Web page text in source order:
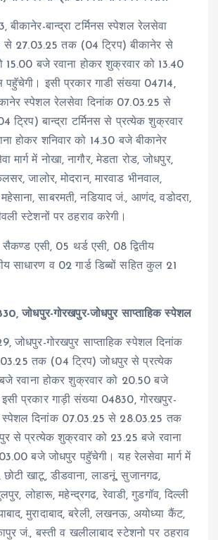
बीकानेर-बान्द्रा टर्मिनस स्पेशल रेलसेवा
से 27.03.25 तक (04 ट्रिप) बीकानेर से
15.00 बजे रवाना होकर शुक्रवार को 13.40
पहुॅचेगी। इसी प्रकार गाडी संख्या 04714,
स्पेशल रेलसेवा दिनांक 07.03.25 से
बान्द्रा टर्मिनस से प्रत्येक शुक्रवार
होकर शनिवार को 14.30 बजे बीकानेर
मार्ग में नोखा, नागौर, मेडता रोड, जोधपुर,
जालोर, मोदरान, मारवाड भीनवाल,
महेसाना, साबरमती, नडियाद जं., आणंद, वडोदरा,
स्टेशनों पर ठहराव करेगी।
एसी, 05 थर्ड एसी, 08 द्वितीय
साधारण व 02 गार्ड डिब्बों सहित कुल 21
जोधपुर-गोरखपुर-जोधपुर साप्ताहिक स्पेशल
जोधपुर-गोरखपुर साप्ताहिक स्पेशल दिनांक
तक (04 ट्रिप) जोधपुर से प्रत्येक
रवाना होकर शुक्रवार को 20.50 बजे
प्रकार गाड़ी संख्या 04830, गोरखपुर-
स्पेशल दिनांक 07.03.25 से 28.03.25 तक
से प्रत्येक शुक्रवार को 23.25 बजे रवाना
03.00 बजे जोधपुर पहुॅचेगी। यह रेलसेवा मार्ग में
छोटी खाटू, डीडवाना, लाडनूं, सुजानगढ,
लोहारू, महेन्द्रगढ, रेवाडी, गुडगॉव, दिल्ली
मुरादाबाद, बरेली, लखनऊ, अयोध्या कैंट,
जं., बस्ती व खलीलाबाद स्टेशनो पर ठहराव